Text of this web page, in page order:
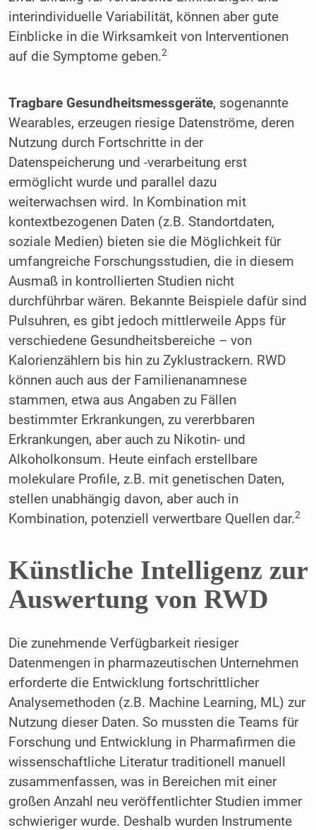
interindividuelle Variabilität, können aber gute
Einblicke in die Wirksamkeit von Interventionen
auf die Symp­tome geben.2
Tragbare Gesundheitsmessgeräte, sogenannte
Wearables, erzeugen riesige Datenströme, deren
Nutzung durch Fortschritte in der
Datenspeicherung und -verarbeitung erst
ermöglicht wurde und parallel dazu
weiterwachsen wird. In Kombination mit
kontextbezogenen Daten (z.B. Standortdaten,
soziale Medien) bieten sie die Möglichkeit für
umfangreiche Forschungsstudien, die in diesem
Ausmaß in kontrollierten Studien nicht
durchführbar wären. Bekannte Beispiele dafür sind
Pulsuhren, es gibt jedoch mittlerweile Apps für
verschiedene Gesundheitsbereiche – von
Kalorienzählern bis hin zu Zyklustra­ckern. RWD
können auch aus der Familienanamnese
stammen, etwa aus Angaben zu Fällen
bestimmter Erkrankungen, zu vererbbaren
Erkrankungen, aber auch zu Nikotin- und
Alkoholkonsum. Heute einfach erstellbare
molekulare Profile, z.B. mit genetischen Daten,
stellen unabhängig davon, aber auch in
Kombination, potenziell verwertbare Quellen dar.2
Künstliche Intelligenz zur
Auswertung von RWD
Die zunehmende Verfügbarkeit riesiger
Datenmengen in pharmazeutischen Unternehmen
erforderte die Entwicklung fortschrittlicher
Analysemethoden (z.B. Machine Learning, ML) zur
Nutzung dieser Daten. So mussten die Teams für
Forschung und Entwicklung in Pharmafirmen die
wissenschaftliche Literatur traditionell manuell
zusammenfassen, was in Bereichen mit einer
großen Anzahl neu veröffentlichter Studien immer
schwieriger wurde. Deshalb wurden Ins­trumente